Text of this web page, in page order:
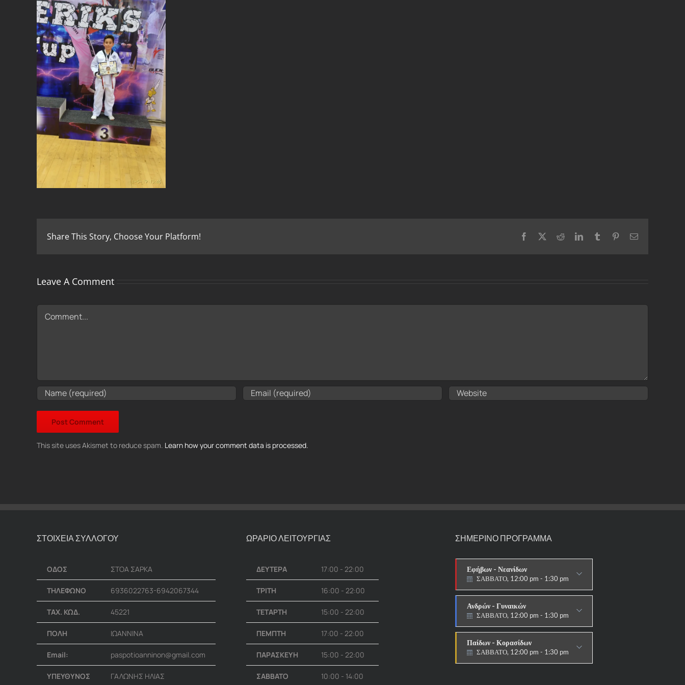
Share This Story, Choose Your Platform! Facebook RedditLinkedInTumblr PinterestEmail
Leave A Comment
Comment
This site uses Akismet to reduce spam. Learn how your comment data is processed.
ΣΤΟΙΧΕΙΑ ΣΥΛΛΟΓΟΥ
ΟΔΟΣ ΣΤΟΑ ΣΑΡΚΑ
ΤΗΛΕΦΩΝΟ 6936022763-6942067344
ΤΑΧ. ΚΩΔ. 45221
ΠΟΛΗ ΙΩΑΝΝΙΝΑ
Email: paspotioanninon@gmail.com
ΥΠΕΥΘΥΝΟΣ ΓΑΛΩΝΗΣ ΗΛΙΑΣ
ΩΡΑΡΙΟ ΛΕΙΤΟΥΡΓΙΑΣ
ΔΕΥΤΕΡΑ 17:00 - 22:00
ΤΡΙΤΗ 16:00 - 22:00
ΤΕΤΑΡΤΗ 15:00 - 22:00
ΠΕΜΠΤΗ 17:00 - 22:00
ΠΑΡΑΣΚΕΥΗ 15:00 - 22:00
ΣΑΒΒΑΤΟ 10:00 - 14:00
ΣΗΜΕΡΙΝΟ ΠΡΟΓΡΑΜΜΑ
Εφήβων - Νεανίδων
ΣΑΒΒΑΤΟ, 12:00 pm - 1:30 pm
Ανδρών - Γυναικών
ΣΑΒΒΑΤΟ, 12:00 pm - 1:30 pm
Παίδων - Κορασίδων
ΣΑΒΒΑΤΟ, 12:00 pm - 1:30 pm